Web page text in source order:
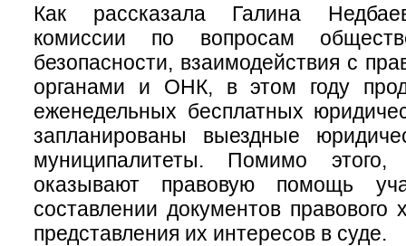
Как рассказала Галина
комиссии по вопросам
безопасности, взаимодействия с
органами и ОНК, в этом году
еженедельных бесплатных
запланированы выездные
муниципалитеты. Помимо
оказывают правовую помощь
составлении документов правового
представления их интересов в суде.